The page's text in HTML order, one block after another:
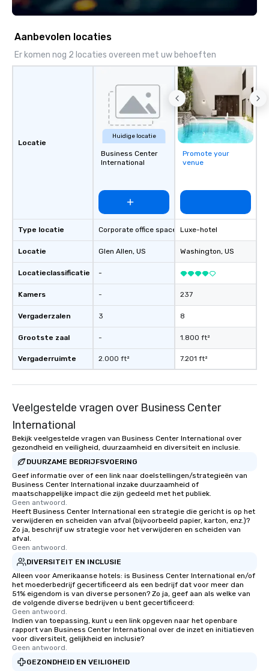
casual atmosphere. Unwind with
friends over craft cocktails and
Brazilian-inspired appetizers and
small plates. The Tradition The Story
Behind the Flavors Fogo de Chão
in the mountainous countryside of Rio
Grande do Sul in Southern Brazil. It is
the lessons our founding brothers
learned on their family farms that
gave them the ambition to share their
rich culinary heritage with the rest of
Aanbevolen locaties
Er komen nog 2 locaties overeen met uw behoeften
Locatie
Type locatie
Locatie
Locatieclassificatie
Kamers
Vergaderzalen
Grootste zaal
Vergaderruimte
Huidige locatie
Business Center
International
Corporate office space
Glen Allen, US
-
-
3
-
2.000 ft²
Promote your
venue
Luxe-hotel
Washington, US
237
8
1.800 ft²
7.201 ft²
Veelgestelde vragen over Business Center
International
Bekijk veelgestelde vragen van Business Center International over
gezondheid en veiligheid, duurzaamheid en diversiteit en inclusie.
DUURZAME BEDRIJFSVOERING
Geef informatie over of een link naar doelstellingen/strategieën van
Business Center International inzake duurzaamheid of
maatschappelijke impact die zijn gedeeld met het publiek.
Geen antwoord.
Heeft Business Center International een strategie die gericht is op het
verwijderen en scheiden van afval (bijvoorbeeld papier, karton, enz.)?
Zo ja, beschrijf uw strategie voor het verwijderen en scheiden van
afval.
Geen antwoord.
DIVERSITEIT EN INCLUSIE
Alleen voor Amerikaanse hotels: is Business Center International en/of
het moederbedrijf gecertificeerd als een bedrijf dat voor meer dan
51% eigendom is van diverse personen? Zo ja, geef aan als welke van
de volgende diverse bedrijven u bent gecertificeerd:
Geen antwoord.
Indien van toepassing, kunt u een link opgeven naar het openbare
rapport van Business Center International over de inzet en initiatieven
voor diversiteit, gelijkheid en inclusie?
Geen antwoord.
GEZONDHEID EN VEILIGHEID